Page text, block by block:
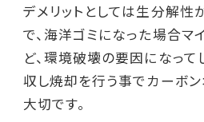
デメリットとしては生分解
で、海洋ゴミになった場合マ
ど、環境破壊の要因になって
収し焼却を行う事でカーボン
大切です。